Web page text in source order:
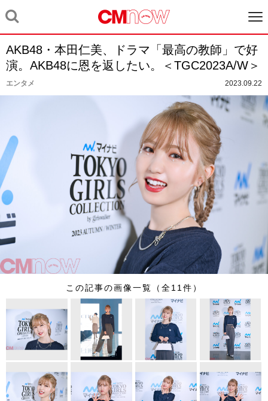
AKB48・本田仁美、ドラマ「最高の教師」で好
演。AKB48に恩を返したい。＜TGC2023A/W＞
エンタメ 2023.09.22
この記事の画像一覧（全11件）